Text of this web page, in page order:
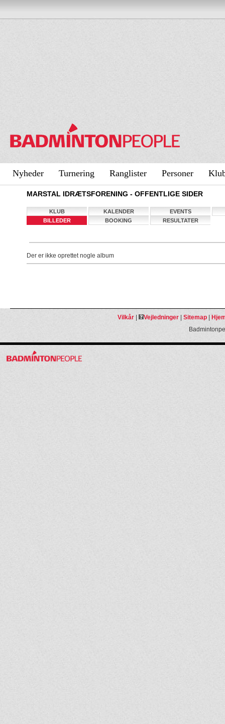
Nyheder Turnering Ranglister Personer
MARSTAL IDRÆTSFORENING - OFFENTLIGE SIDER
KLUB KALENDER
EVENTS
BILLEDER
BOOKING RESULTATER
Der er ikke oprettet nogle album
Vilkår| Vejledninger| Sitemap|